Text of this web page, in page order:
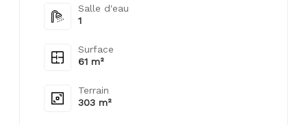
Salle d'eau
1
Surface
61 m²
Terrain
303 m²